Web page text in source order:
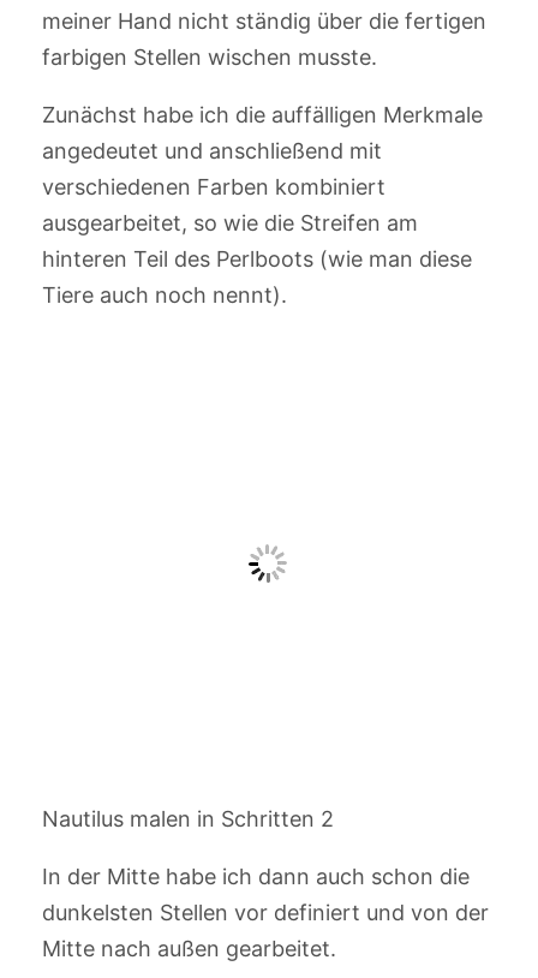
meiner Hand nicht ständig über die fertigen
farbigen Stellen wischen musste.
Zunächst habe ich die auffälligen Merkmale
angedeutet und anschließend mit
verschiedenen Farben kombiniert
ausgearbeitet, so wie die Streifen am
hinteren Teil des Perlboots (wie man diese
Tiere auch noch nennt).
Nautilus malen in Schritten 2
In der Mitte habe ich dann auch schon die
dunkelsten Stellen vor definiert und von der
Mitte nach außen gearbeitet.